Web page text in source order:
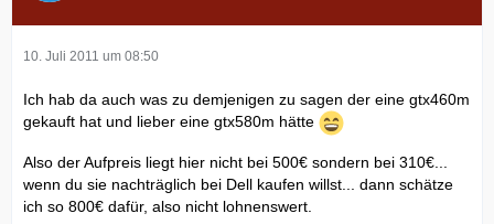
10. Juli 2011 um 08:50
Ich hab da auch was zu demjenigen zu sagen der eine gtx460m
gekauft hat und lieber eine gtx580m hätte
Also der Aufpreis liegt hier nicht bei 500€ sondern bei 310€...
wenn du sie nachträglich bei Dell kaufen willst... dann schätze
ich so 800€ dafür, also nicht lohnenswert.